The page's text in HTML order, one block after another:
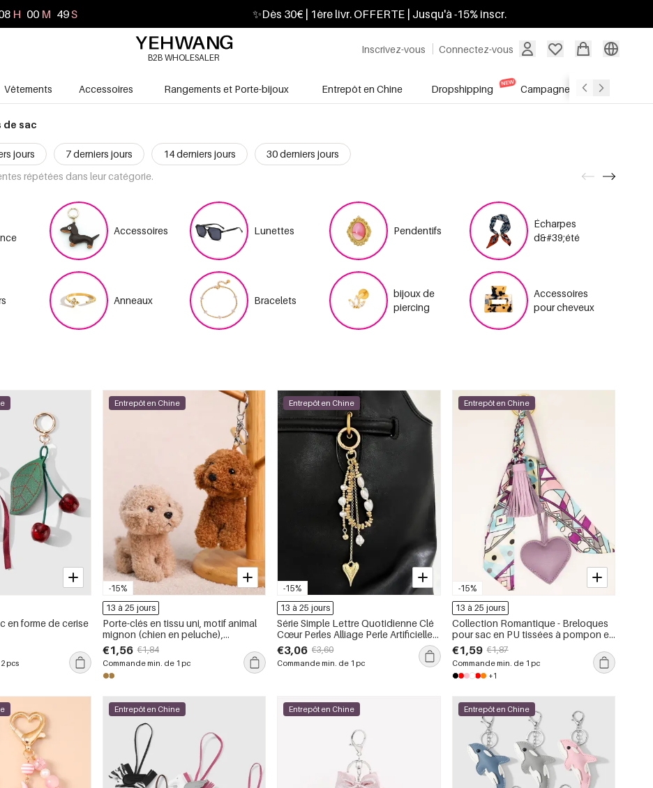
H 00 M 48S ✨Dès 30€ | 1ère livr. OFFERTE | Jusqu'à -15% inscr.
Inscrivez-vous Connectez-vous
B2B WHOLESALER
Vêtements Accessoires Rangements et Porte-bijoux Entrepôt en Chine Dropshipping Campagnes Soldes
de sac
jours 7 derniers jours 14 derniers jours
30 derniers jours
répétées dans leur catégorie.
Accessoires Lunettes Pendentifs
Écharpes
d&#39;été
Anneaux Bracelets
bijoux de
piercing
Accessoires
pour cheveux
en forme de cerise
pcs
-15%
Entrepôt en Chine
13 à 25 jours
Porte-clés en tissu uni, motif animal
mignon (chien en peluche),
collection Simple Series
€1,56 €1,84
Commande min. de 1 pc
-15%
Entrepôt en Chine
13 à 25 jours
Série Simple Lettre Quotidienne Clé
Cœur Perles Alliage Perle Artificielle
Breloques de Sac
€3,06 €3,60
Commande min. de 1 pc
-15%
Entrepôt en Chine
13 à 25 jours
Collection Romantique - Breloques
pour sac en PU tissées à pompon en
forme de cœur - Collection
Quotidienne
€1,59 €1,87
Commande min. de 1 pc
+1
Entrepôt en Chine Entrepôt en Chine Entrepôt en Chine